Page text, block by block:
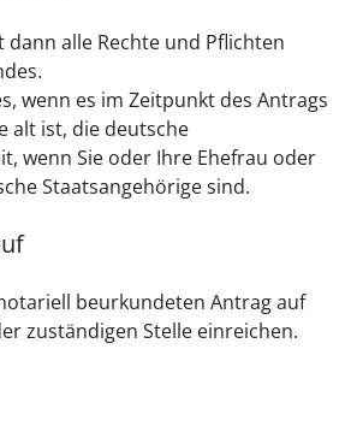
alle Rechte und Pflichten
wenn es im Zeitpunkt des Antrags
alt ist, die deutsche
wenn Sie oder Ihre Ehefrau oder
Staatsangehörige sind.
beurkundeten Antrag auf
zuständigen Stelle einreichen.